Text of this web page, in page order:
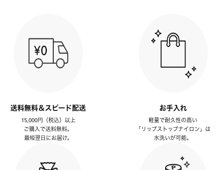
送料無料＆スピード配送
15,000円（税込）以上
ご購入で送料無料。
最短翌日にお届け。
お手入れ
軽量で耐久性の高い
「リップストップナイロン」は
水洗いが可能。